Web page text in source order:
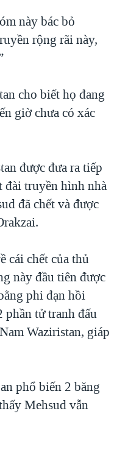
GAZA
THẮNG CUỘC'
NAM
VIỆT NAM
TỪ NÔNG THÔN MỸ
này bác bỏ
rộng rãi này,
cho biết họ đang
giờ chưa có xác
được đưa ra tiếp
đài truyền hình nhà
đã chết và được
cái chết của thủ
này đầu tiên được
phi đạn hồi
phần tử tranh đấu
Waziristan, giáp
phổ biến 2 băng
Mehsud vẫn